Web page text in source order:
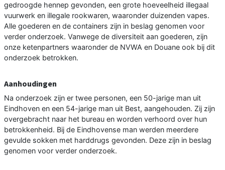
gedroogde hennep gevonden, een grote hoeveelheid illegaal
vuurwerk en illegale rookwaren, waaronder duizenden vapes.
Alle goederen en de containers zijn in beslag genomen voor
verder onderzoek. Vanwege de diversiteit aan goederen, zijn
onze ketenpartners waaronder de NVWA en Douane ook bij dit
onderzoek betrokken.
Aanhoudingen
Na onderzoek zijn er twee personen, een 50-jarige man uit
Eindhoven en een 54-jarige man uit Best, aangehouden. Zij zijn
overgebracht naar het bureau en worden verhoord over hun
betrokkenheid. Bij de Eindhovense man werden meerdere
gevulde sokken met harddrugs gevonden. Deze zijn in beslag
genomen voor verder onderzoek.